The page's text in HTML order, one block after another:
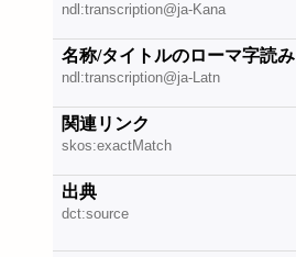
ndl:transcription@ja-Kana
名称/タイトルのローマ字読み
ndl:transcription@ja-Latn
関連リンク
skos:exactMatch
出典
dct:source